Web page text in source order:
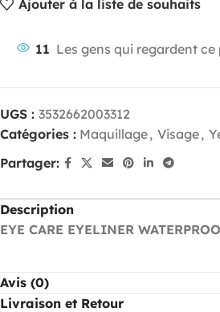
Ajouter à la liste de souhaits
11 Les gens qui regardent
UGS : 3532662003312
Catégories : Maquillage, Visage,
Partager:
Description
EYE CARE EYELINER
Avis (0)
Livraison et Retour